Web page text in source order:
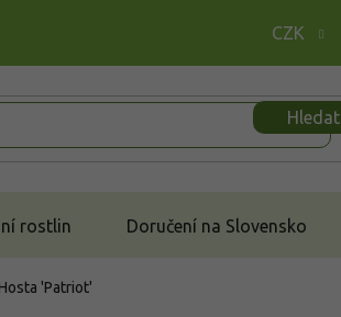
CZK
Hledat
rostlin Doručení na Slovensko
'Patriot'